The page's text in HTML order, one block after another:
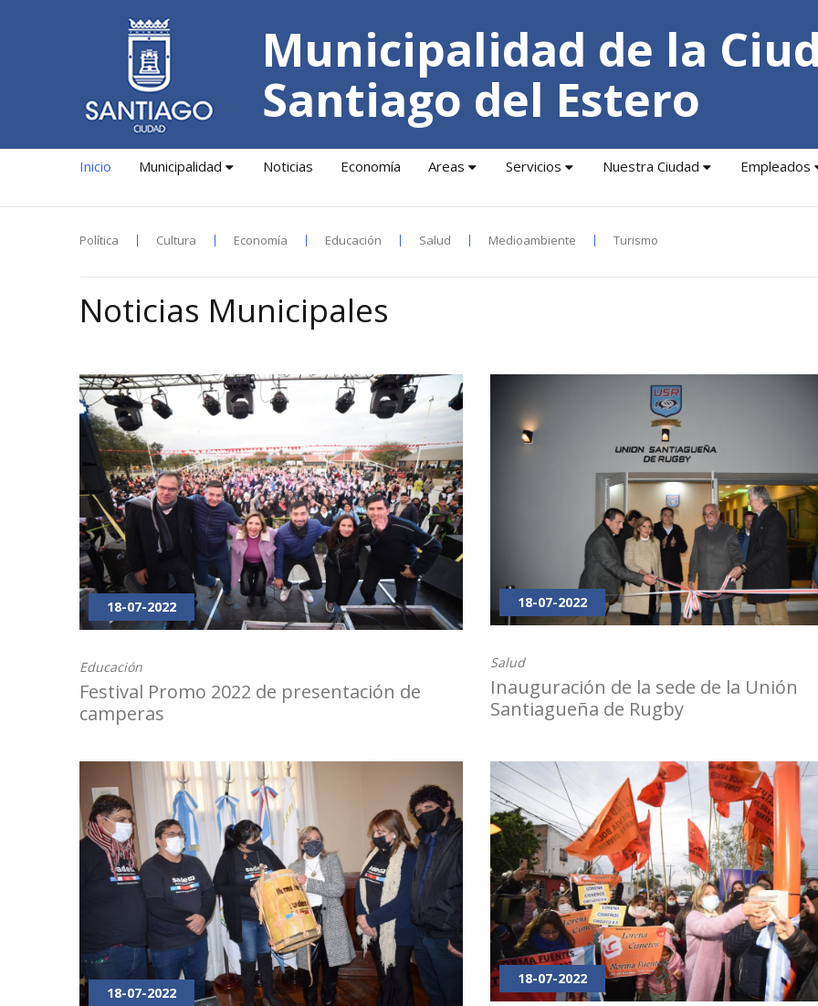
Municipalidad de la
Santiago del Estero
Inicio Municipalidad Noticias Economía Areas Servicios Nuestra Ciudad Empleados
Política Cultura Economía Educación Salud Medioambiente Turismo
Noticias Municipales
18-07-2022
Educación
Festival Promo 2022 de presentación de
camperas
18-07-2022
Salud
Inauguración de la sede de la Unión
Santiagueña de Rugby
18-07-2022
18-07-2022